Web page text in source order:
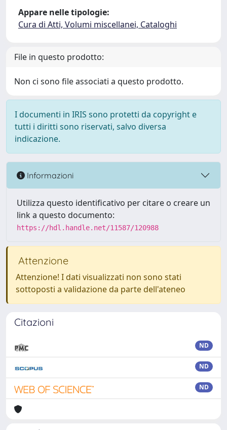
Appare nelle tipologie:
Cura di Atti, Volumi miscellanei, Cataloghi
File in questo prodotto:
Non ci sono file associati a questo prodotto.
I documenti in IRIS sono protetti da copyright e
tutti i diritti sono riservati, salvo diversa
indicazione.
Informazioni
Utilizza questo identificativo per citare o creare un
link a questo documento:
https://hdl.handle.net/11587/120988
Attenzione
Attenzione! I dati visualizzati non sono stati
sottoposti a validazione da parte dell'ateneo
Citazioni
ND
ND
ND